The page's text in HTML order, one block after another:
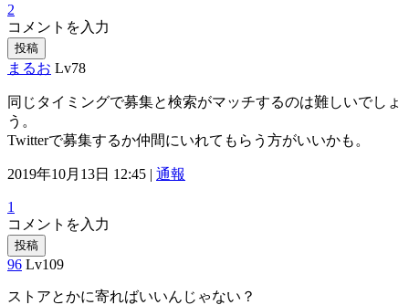
2
コメントを入力
投稿
まるお Lv78
同じタイミングで募集と検索がマッチするのは難しいでしょ
う。
Twitterで募集するか仲間にいれてもらう方がいいかも。
2019年10月13日 12:45 | 通報
1
コメントを入力
投稿
96 Lv109
ストアとかに寄ればいいんじゃない？